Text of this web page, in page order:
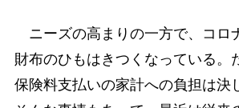
ニーズの高まりの一方で、コロ
財布のひもはきつくなっている。
保険料支払いの家計への負担は決